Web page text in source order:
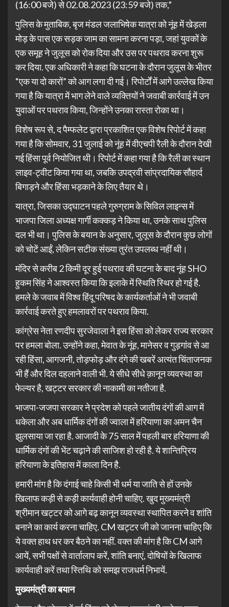
(16:00 बजे) से 02.08.2023 (23:59 बजे) तक,”
पुलिस के मुताबिक, बृज मंडल जलाभिषेक यात्रा को नूंह में खेड़ला
मोड़ के पास एक सड़क जाम का सामना करना पड़ा, जहां युवकों के
एक समूह ने जुलूस को रोक दिया और उस पर पथराव करना शुरू
कर दिया. एक अधिकारी ने कहा कि घटना के दौरान जुलूस के भीतर
“एक या दो कारों” को आग लगा दी गई। रिपोर्टों में आगे उल्लेख किया
गया है कि यात्रा में भाग लेने वाले व्यक्तियों ने जवाबी कार्रवाई में उन
युवाओं पर पथराव किया, जिन्होंने उनका रास्ता रोका था।
विशेष रूप से, द पैम्फलेट द्वारा प्रकाशित एक विशेष रिपोर्ट में कहा
गया है कि सोमवार, 31 जुलाई को नूंह में वीएचपी रैली के दौरान देखी
गई हिंसा पूर्व नियोजित थी। रिपोर्ट में कहा गया है कि रैली का स्थान
लाइव-ट्वीट किया गया था, जबकि उपद्रवी सांप्रदायिक सौहार्द
बिगाड़ने और हिंसा भड़काने के लिए तैयार थे।
यात्रा, जिसका उद्घाटन पहले गुरुग्राम के सिविल लाइन्स में
भाजपा जिला अध्यक्ष गार्गी कक्कड़ ने किया था, उनके साथ पुलिस
दल भी था। पुलिस के बयान के अनुसार, जुलूस के दौरान कुछ लोगों
को चोटें आईं, लेकिन सटीक संख्या तुरंत उपलब्ध नहीं थी।
मंदिर से करीब 2 किमी दूर हुई पथराव की घटना के बाद नूंह SHO
हुकम सिंह ने आश्वस्त किया कि इलाके में स्थिति स्थिर हो गई है.
हमले के जवाब में विश्व हिंदू परिषद के कार्यकर्ताओं ने भी जवाबी
कार्रवाई करते हुए हमलावरों पर पथराव किया.
कांग्रेस नेता रणदीप सुरजेवाला ने इस हिंसा को लेकर राज्य सरकार
पर हमला बोला. उन्होंने कहा, मेवात के नूंह, मानेसर व गुड़गांव से आ
रही हिंसा, आगजनी, तोड़फोड़ और दंगे की खबरें अत्यंत चिंताजनक
भी हैं और दिल दहलाने वाली भी. ये सीधे सीधे क़ानून व्यवस्था का
फेल्यर है, खट्टर सरकार की नाकामी का नतीजा है.
भाजपा-जजपा सरकार ने प्रदेश को पहले जातीय दंगों की आग में
धकेला और अब धार्मिक दंगों की ज्वाला में हरियाणा का अमन चैन
झुलसाया जा रहा है. आजादी के 75 साल में पहली बार हरियाणा की
धार्मिक दंगों की भेंट चढ़ाने की साजिश हो रही है. ये शान्तिप्रिय
हरियाणा के इतिहास में काला दिन है.
हमारी मांग है कि दंगाई चाहे किसी भी धर्म या जाति से हों उनके
खिलाफ कड़ी से कड़ी कार्यवाही होनी चाहिए. खुद मुख्यमंत्री
श्रीमान खट्टर को आगे बढ़ कानून व्यवस्था स्थापित करने व शांति
बनाने का कार्य करना चाहिए. CM खट्टर जी को जानना चाहिए कि
ये वक्त हाथ धर कर बैठने का नहीं. वक्त की मांग है कि CM आगे
आयें, सभी पक्षों से वार्तालाप करें, शांति बनाएं, दोषियों के खिलाफ
कार्यवाही करें तथा स्तिथि को समझ राजधर्म निभायें.
मुख्यमंत्री का बयान